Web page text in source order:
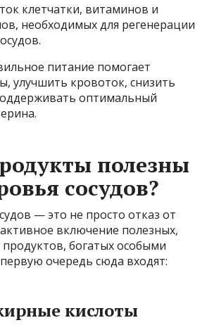
клетчатки, витаминов и
необходимых для регенерации
питание помогает
улучшить кровоток, снизить
оптимальный
полезны
сосудов?
— это не просто отказ от
включение полезных,
богатых особыми
очередь сюда входят:
кислоты